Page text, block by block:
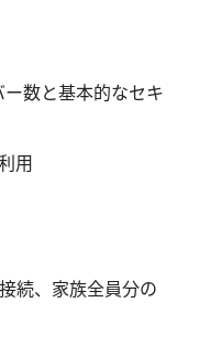
数と基本的なセキ
用
続、家族全員分の